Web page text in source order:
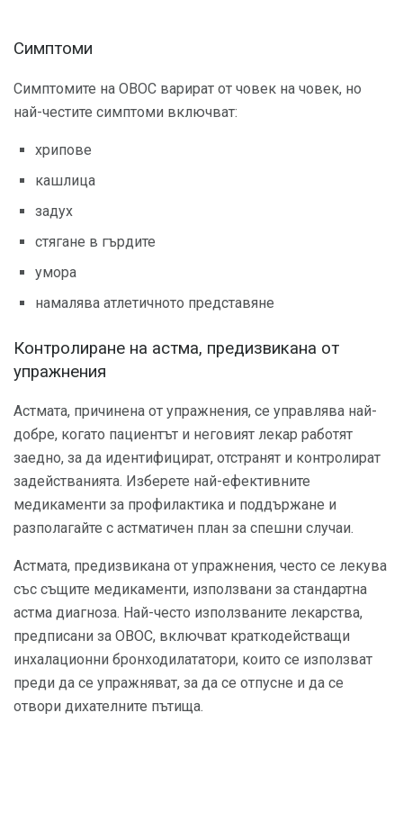
Симптоми
Симптомите на ОВОС варират от човек на човек, но
най-честите симптоми включват:
хрипове
кашлица
задух
стягане в гърдите
умора
намалява атлетичното представяне
Контролиране на астма, предизвикана от
упражнения
Астмата, причинена от упражнения, се управлява най-
добре, когато пациентът и неговият лекар работят
заедно, за да идентифицират, отстранят и контролират
задействанията. Изберете най-ефективните
медикаменти за профилактика и поддържане и
разполагайте с астматичен план за спешни случаи.
Астмата, предизвикана от упражнения, често се лекува
със същите медикаменти, използвани за стандартна
астма диагноза. Най-често използваните лекарства,
предписани за ОВОС, включват краткодействащи
инхалационни бронходилататори, които се използват
преди да се упражняват, за да се отпусне и да се
отвори дихателните пътища.